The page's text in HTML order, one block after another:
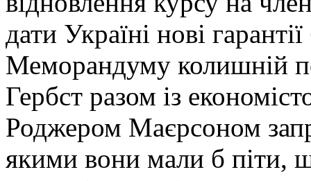
дати Україні нові
Меморандуму колишній
Гербст разом із
Роджером Маєрсоном
якими вони мали б піти,